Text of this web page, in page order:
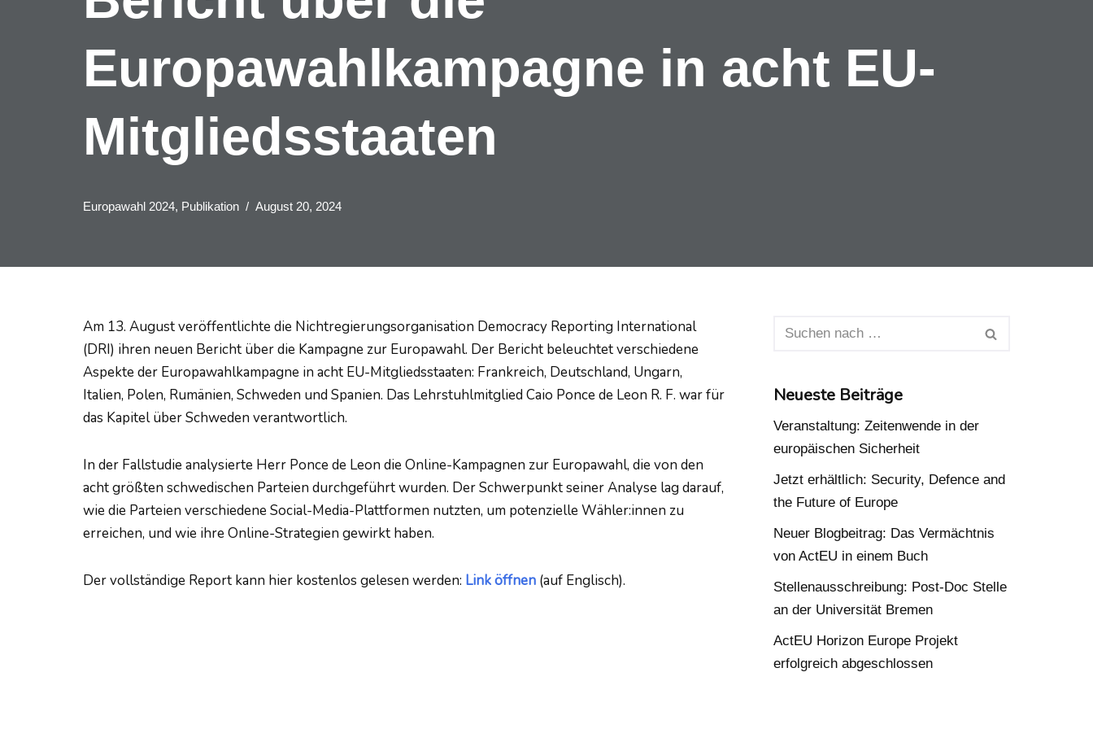
Europawahlkampagne in acht EU-
Mitgliedsstaaten
Europawahl 2024, Publikation August 20, 2024
Am 13. August veröffentlichte die Nichtregierungsorganisation Democracy Reporting International
(DRI) ihren neuen Bericht über die Kampagne zur Europawahl. Der Bericht beleuchtet verschiedene
Aspekte der Europawahlkampagne in acht EU-Mitgliedsstaaten: Frankreich, Deutschland, Ungarn,
Italien, Polen, Rumänien, Schweden und Spanien. Das Lehrstuhlmitglied Caio Ponce de Leon R. F. war für
das Kapitel über Schweden verantwortlich.
In der Fallstudie analysierte Herr Ponce de Leon die Online-Kampagnen zur Europawahl, die von den
acht größten schwedischen Parteien durchgeführt wurden. Der Schwerpunkt seiner Analyse lag darauf,
wie die Parteien verschiedene Social-Media-Plattformen nutzten, um potenzielle Wähler:innen zu
erreichen, und wie ihre Online-Strategien gewirkt haben.
Der vollständige Report kann hier kostenlos gelesen werden: Link öffnen (auf Englisch).
Neueste Beiträge
Veranstaltung: Zeitenwende in der
europäischen Sicherheit
Jetzt erhältlich: Security, Defence and
the Future of Europe
Neuer Blogbeitrag: Das Vermächtnis
von ActEU in einem Buch
Stellenausschreibung: Post-Doc Stelle
an der Universität Bremen
ActEU Horizon Europe Projekt
erfolgreich abgeschlossen